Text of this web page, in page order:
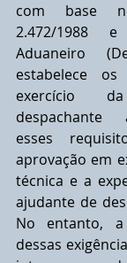
com base
2.472/1988
Aduaneiro
estabelece
exercício
despachante
esses
aprovação em
técnica e a
ajudante de
No entanto, a
dessas